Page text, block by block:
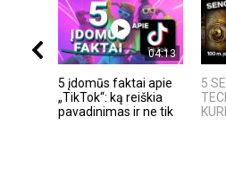
04:13
5 įdomūs faktai apie
„TikTok“: ką reiškia
pavadinimas ir ne tik
5